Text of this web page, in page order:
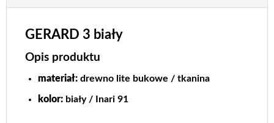
GERARD 3 biały
Opis produktu
materiał:drewno lite bukowe / tkanina
kolor:biały / Inari 91